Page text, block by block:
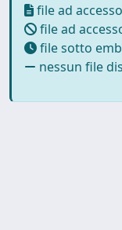
file ad
file ad
file sotto
nessun file